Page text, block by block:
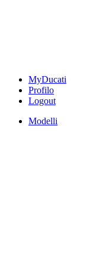
MyDucati
Profilo
Logout
Modelli